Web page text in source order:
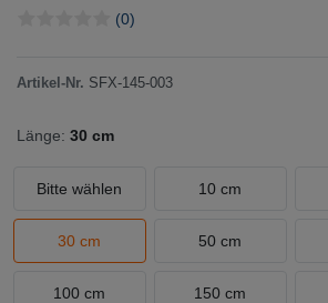
(0)
Artikel-Nr. SFX-145-003
Länge: 30 cm
Bitte wählen 10 cm
30 cm 50 cm
100 cm 150 cm